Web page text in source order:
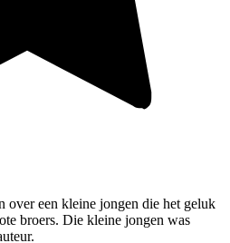
over een kleine jongen die het geluk
broers. Die kleine jongen was